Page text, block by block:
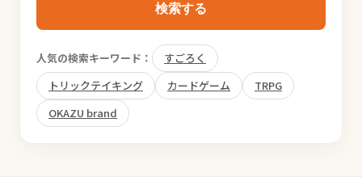
検索する
人気の検索キーワード：
すごろく
トリックテイキング
カードゲーム
TRPG
OKAZU brand